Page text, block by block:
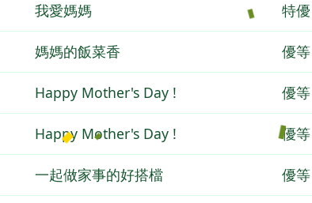
我愛媽媽 特優
媽媽的飯菜香 優等
Happy Mother's Day ! 優等
Happy Mother's Day ! 優等
一起做家事的好搭檔 優等